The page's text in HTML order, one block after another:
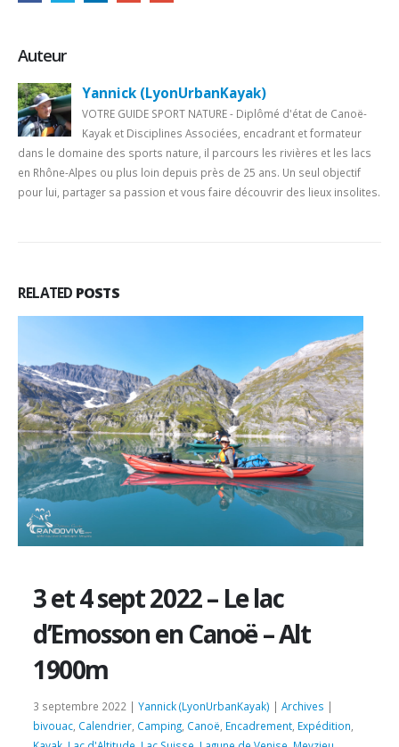
Auteur
Yannick (LyonUrbanKayak)
VOTRE GUIDE SPORT NATURE - Diplômé d'état de Canoë-
Kayak et Disciplines Associées, encadrant et formateur
dans le domaine des sports nature, il parcours les rivières et les lacs
en Rhône-Alpes ou plus loin depuis près de 25 ans. Un seul objectif
pour lui, partager sa passion et vous faire découvrir des lieux insolites.
RELATED POSTS
3 et 4 sept 2022 – Le lac
d’Emosson en Canoë – Alt
1900m
3 septembre 2022 | Yannick (LyonUrbanKayak) | Archives |
bivouac, Calendrier, Camping, Canoë, Encadrement, Expédition,